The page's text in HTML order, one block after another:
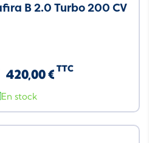
B 2.0 Turbo 200 CV
420,00 € TTC
En stock